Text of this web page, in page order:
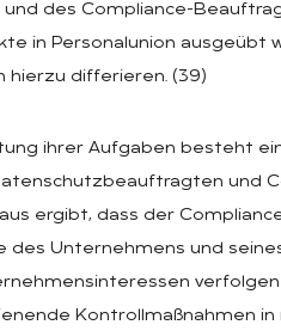
des Compliance-
in Personalunion ausgeübt
hierzu differieren. (39)
ihrer Aufgaben besteht
und
ergibt, dass der
des Unternehmens und
verfolgen
Kontrollmaßnahmen in